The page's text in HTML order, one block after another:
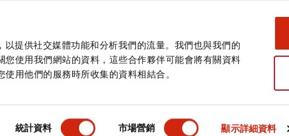
提供社交媒體功能和分析我們的流量。我們也與我們的
使用我們網站的資料，這些合作夥伴可能會將有關資料
用他們的服務時所收集的資料相結合。
統計資料 市場營銷 顯示詳細資料
產品詳情 主要特點 規格 文件和檔案